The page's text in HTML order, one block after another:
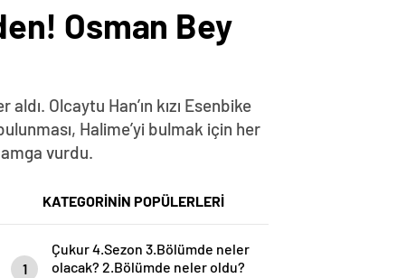
Osman Bey
Olcaytu Han’ın kızı Esenbike
Halime’yi bulmak için her
vurdu.
KATEGORİNİN POPÜLERLERİ
1
Çukur 4.Sezon 3.Bölümde neler
olacak? 2.Bölümde neler oldu?